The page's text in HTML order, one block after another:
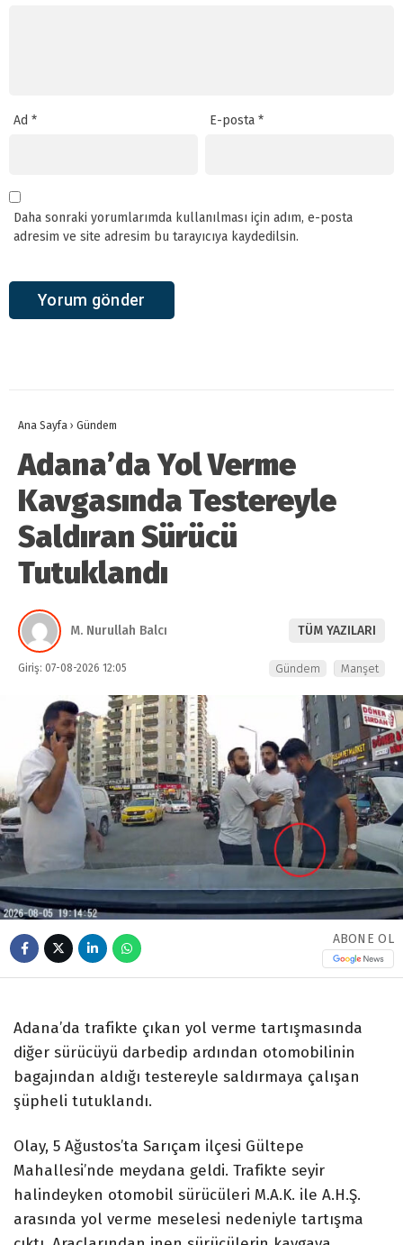
Ad * E-posta*
Daha sonraki yorumlarımda kullanılması için adım, e-posta
adresim ve site adresim bu tarayıcıya kaydedilsin.
Ana Sayfa › Gündem
Adana’da Yol Verme
Kavgasında Testereyle
Saldıran Sürücü
Tutuklandı
M. Nurullah Balcı TÜM YAZILARI
Giriş: 07-08-2026 12:05 Gündem Manşet
ABONE OL
Adana’da trafikte çıkan yol verme tartışmasında
diğer sürücüyü darbedip ardından otomobilinin
bagajından aldığı testereyle saldırmaya çalışan
şüpheli tutuklandı.
Olay, 5 Ağustos’ta Sarıçam ilçesi Gültepe
Mahallesi’nde meydana geldi. Trafikte seyir
halindeyken otomobil sürücüleri M.A.K. ile A.H.Ş.
arasında yol verme meselesi nedeniyle tartışma